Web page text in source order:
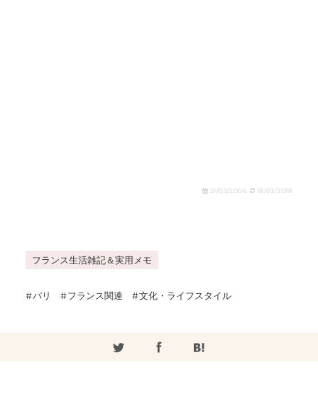
21/03/2006 18/03/2018
フランス生活雑記＆実用メモ
パリ フランス関連 文化・ライフスタイル